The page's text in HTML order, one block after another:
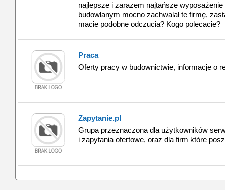
najlepsze i zarazem najtańsze
budowlanym mocno zachwalał te firmę,
macie podobne odczucia? Kogo polecacie?
Praca
Oferty pracy w budownictwie, informacje o
Zapytanie.pl
Grupa przeznaczona dla użytkowników
i zapytania ofertowe, oraz dla firm które